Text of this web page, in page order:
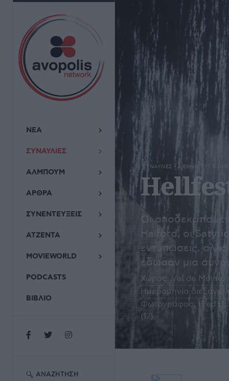
ΝΕΑ
ΣΥΝΑΥΛΙΕΣ
ΑΛΜΠΟΥΜ
ΑΡΘΡΑ
ΣΥΝΕΝΤΕΥΞΕΙΣ
ΑΤΖΕΝΤΑ
MOVIEWORLD
PODCASTS
ΒΙΒΛΙΟ
ΑΝΑΖΉΤΗΣΗ
ΣΥΝΑΥΛΙΕΣ - ΔΙΕΘΝΗ
Οι
Halford, οι
εντυπώσεις,
έδωσαν μια
Χώρος: Val de Moine,
Ημερομηνία
Φωτογράφος: Fred B.
(17)